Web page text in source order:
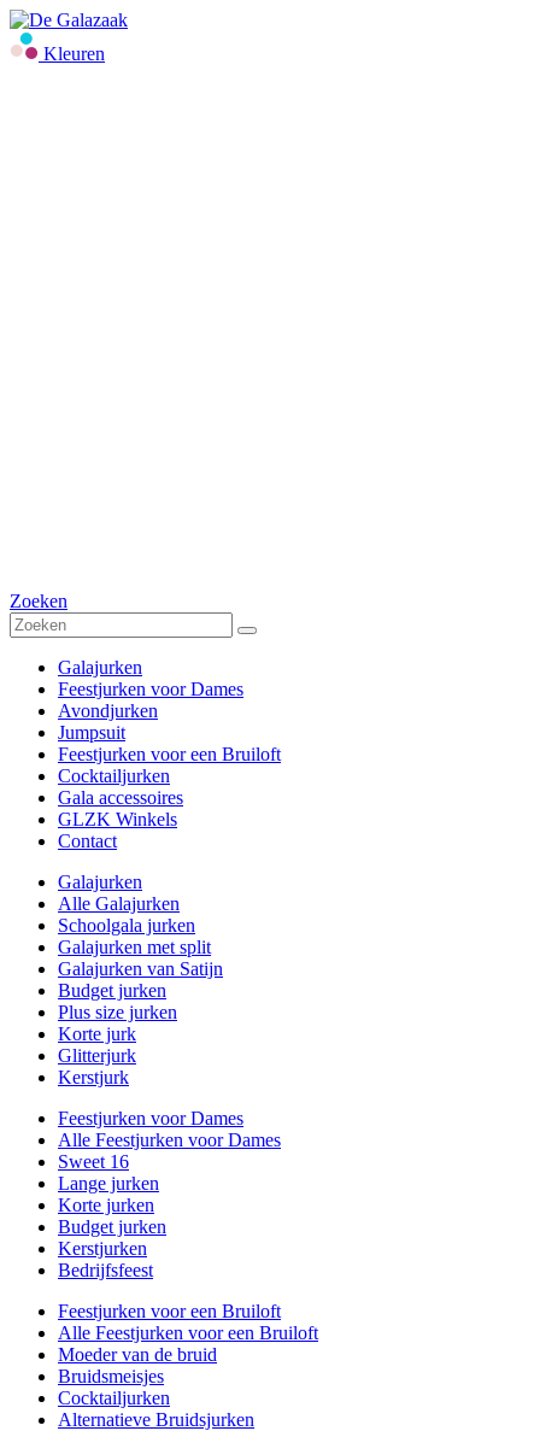
Kleuren
Zoeken
Galajurken
Feestjurken voor Dames
Avondjurken
Jumpsuit
Feestjurken voor een Bruiloft
Cocktailjurken
Gala accessoires
GLZK Winkels
Contact
Galajurken
Alle Galajurken
Schoolgala jurken
Galajurken met split
Galajurken van Satijn
Budget jurken
Plus size jurken
Korte jurk
Glitterjurk
Kerstjurk
Feestjurken voor Dames
Alle Feestjurken voor Dames
Sweet 16
Lange jurken
Korte jurken
Budget jurken
Kerstjurken
Bedrijfsfeest
Feestjurken voor een Bruiloft
Alle Feestjurken voor een Bruiloft
Moeder van de bruid
Bruidsmeisjes
Cocktailjurken
Alternatieve Bruidsjurken